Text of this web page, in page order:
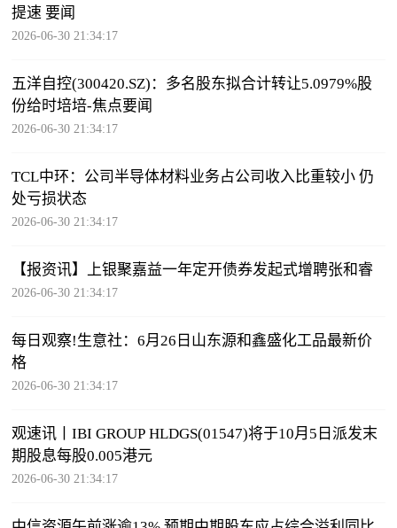
提速 要闻
2026-06-30 21:34:17
五洋自控(300420.SZ)：多名股东拟合计转让5.0979%股
份给时培培-焦点要闻
2026-06-30 21:34:17
TCL中环：公司半导体材料业务占公司收入比重较小 仍
处亏损状态
2026-06-30 21:34:17
【报资讯】上银聚嘉益一年定开债券发起式增聘张和睿
2026-06-30 21:34:17
每日观察!生意社：6月26日山东源和鑫盛化工品最新价
格
2026-06-30 21:34:17
观速讯丨IBI GROUP HLDGS(01547)将于10月5日派发末
期股息每股0.005港元
2026-06-30 21:34:17